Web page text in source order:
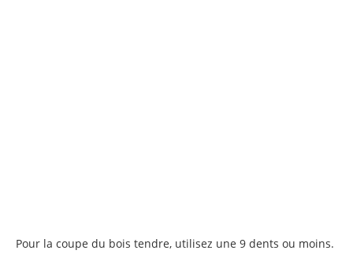
Pour la coupe du bois tendre, utilisez une 9 dents ou moins.